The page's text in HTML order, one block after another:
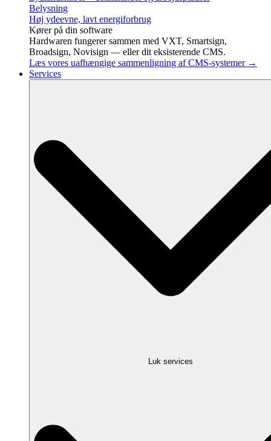
Belysning
Høj ydeevne, lavt energiforbrug
Kører på din software
Hardwaren fungerer sammen med VXT, Smartsign,
Broadsign, Novisign — eller dit eksisterende CMS.
Læs vores uafhængige sammenligning af CMS-systemer →
Services
Luk services